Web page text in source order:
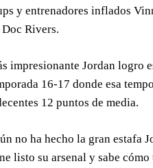
y entrenadores inflados
Rivers.
impresionante Jordan logro
16-17 donde esa
12 puntos de media.
no ha hecho la gran estafa
listo su arsenal y sabe